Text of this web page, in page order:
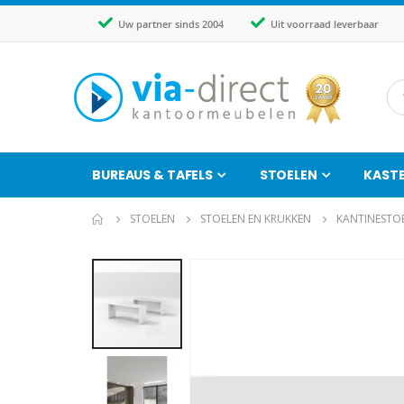
Uw partner sinds 2004 Uit voorraad leverbaar
BUREAUS & TAFELS STOELEN
STOELEN STOELEN EN KRUKKEN
het
van
afbeeldingen-